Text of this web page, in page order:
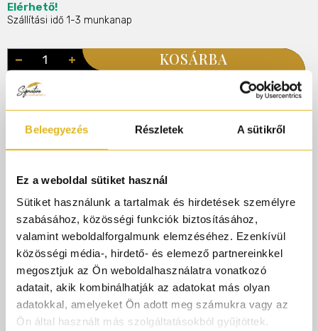
Beleegyezés Részletek A sütikről
Ez a weboldal sütiket használ
Sütiket használunk a tartalmak és hirdetések személyre
szabásához, közösségi funkciók biztosításához,
valamint weboldalforgalmunk elemzéséhez. Ezenkívül
közösségi média-, hirdető- és elemező partnereinkkel
megosztjuk az Ön weboldalhasználatra vonatkozó
adatait, akik kombinálhatják az adatokat más olyan
adatokkal, amelyeket Ön adott meg számukra vagy az
Ön által használt más szolgáltatásokból gyűjtöttek.
Elérhető!
Szállítási idő 1-3 munkanap
KOSÁRBA
Illatcsalád
Fűszeres Citrusos Virágos Ámbrás
Termékleírás
Az Amberique a Mes Bisous-tól a lelkek gyengéd
találkozásának illata hosszan tartó ámbrás hangulatban
Egy igazán érzéki illat, mely gyengéd érintésének nehéz
ellenálni. Ezt a gyengédséget a török rózsa szírmai
biztosítják melyet igazán jól ellensúlyoz a grapefruit élénk